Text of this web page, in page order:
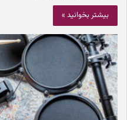
بیشتر بخوانید »